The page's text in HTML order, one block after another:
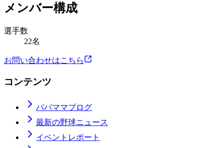
メンバー構成
選手数
22名
お問い合わせはこちら
コンテンツ
パパママブログ
最新の野球ニュース
イベントレポート